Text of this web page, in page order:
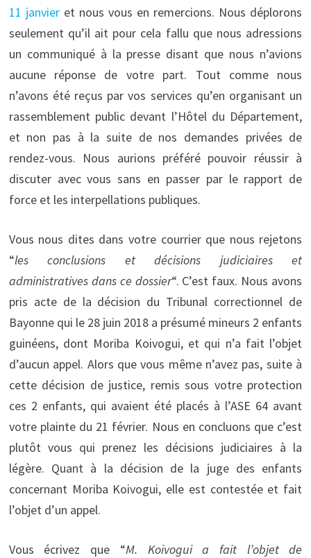
11 janvieret nous vous en remercions. Nous déplorons
seulement qu’il ait pour cela fallu que nous adressions
un communiqué à la presse disant que nous n’avions
aucune réponse de votre part. Tout comme nous
n’avons été reçus par vos services qu’en organisant un
rassemblement public devant l’Hôtel du Département,
et non pas à la suite de nos demandes privées de
rendez-vous. Nous aurions préféré pouvoir réussir à
discuter avec vous sans en passer par le rapport de
force et les interpellations publiques.
Vous nous dites dans votre courrier que nous rejetons
“les conclusions et décisions judiciaires et
administratives dans ce dossier“. C’est faux. Nous avons
pris acte de la décision du Tribunal correctionnel de
Bayonne qui le 28 juin 2018 a présumé mineurs 2 enfants
guinéens, dont Moriba Koivogui, et qui n’a fait l’objet
d’aucun appel. Alors que vous même n’avez pas, suite à
cette décision de justice, remis sous votre protection
ces 2 enfants, qui avaient été placés à l’ASE 64 avant
votre plainte du 21 février. Nous en concluons que c’est
plutôt vous qui prenez les décisions judiciaires à la
légère. Quant à la décision de la juge des enfants
concernant Moriba Koivogui, elle est contestée et fait
l’objet d’un appel.
Vous écrivez que “M. Koivogui a fait l’objet de